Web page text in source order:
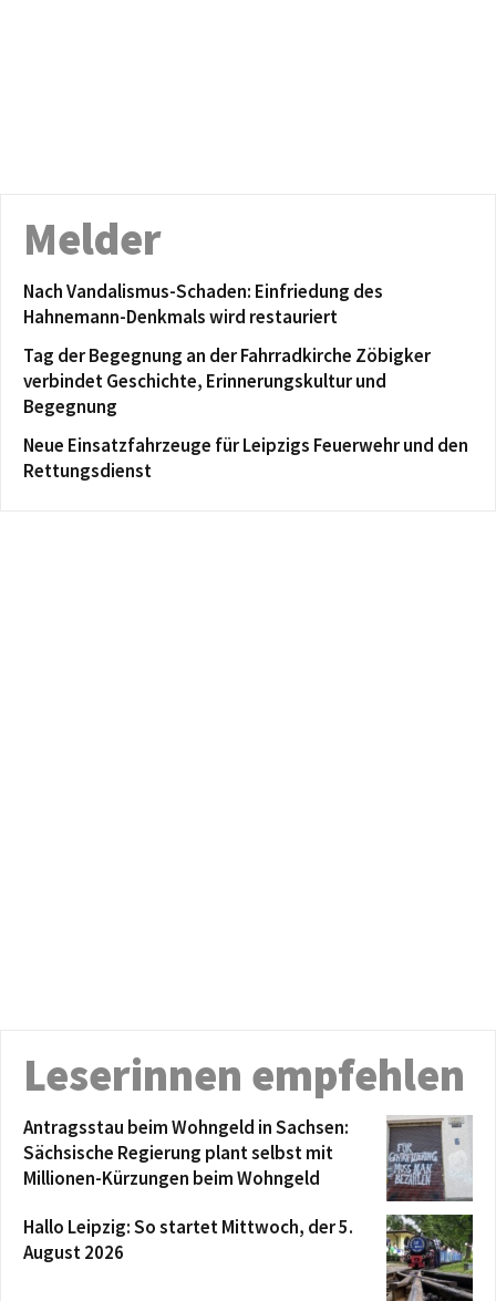
Melder
Nach Vandalismus-Schaden: Einfriedung des
Hahnemann-Denkmals wird restauriert
Tag der Begegnung an der Fahrradkirche Zöbigker
verbindet Geschichte, Erinnerungskultur und
Begegnung
Neue Einsatzfahrzeuge für Leipzigs Feuerwehr und den
Rettungsdienst
Leserinnen empfehlen
Antragsstau beim Wohngeld in Sachsen:
Sächsische Regierung plant selbst mit
Millionen-Kürzungen beim Wohngeld
Hallo Leipzig: So startet Mittwoch, der 5.
August 2026